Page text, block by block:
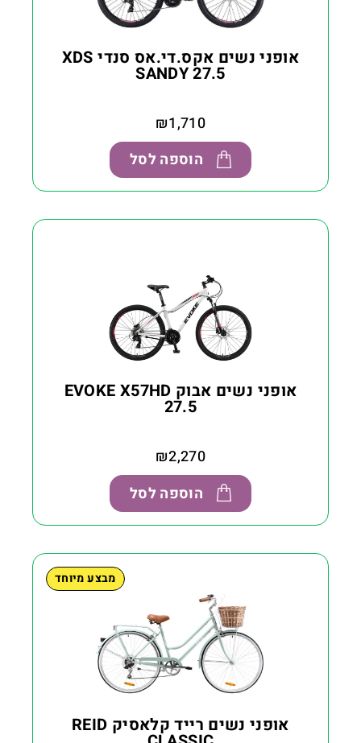
אופני נשים אקס.די.אס סנדי XDS
SANDY 27.5
₪1,710
הוספה לסל
אופני נשים אבוק EVOKE X57HD
27.5
₪2,270
הוספה לסל
מבצע מיוחד
אופני נשים רייד קלאסיק REID